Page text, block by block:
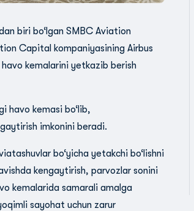
biri bo‘lgan SMBC Aviation
Capital kompaniyasining Airbus
kemalarini yetkazib berish
havo kemasi bo‘lib,
imkonini beradi.
bo‘yicha yetakchi bo‘lishni
kengaytirish, parvozlar sonini
kemalarida samarali amalga
sayohat uchun zarur